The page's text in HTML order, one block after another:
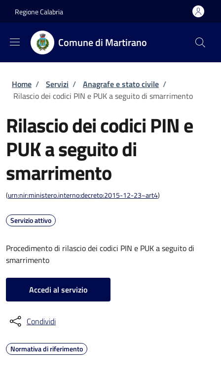
Regione Calabria
Comune di Martirano
Briciole di pane
Home / Servizi / Anagrafe e stato civile /
Rilascio dei codici PIN e PUK a seguito di smarrimento
Rilascio dei codici PIN e
PUK a seguito di
smarrimento
(urn:nir:ministero.interno:decreto:2015-12-23~art4)
Servizio attivo
Procedimento di rilascio dei codici PIN e PUK a seguito di
smarrimento
Accedi al servizio
Condividi
Normativa di riferimento